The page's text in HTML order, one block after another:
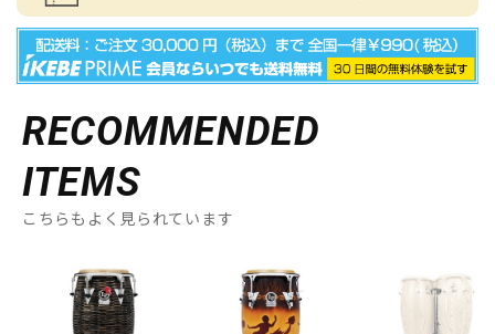
RECOMMENDED
ITEMS
こちらもよく見られています